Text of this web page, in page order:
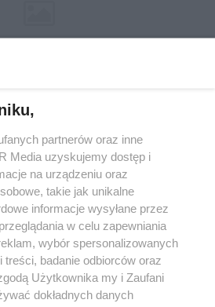
serwisie nie może być powielany i
rozpowszechniany w jakikolwiek sposób (w
mechaniczny) na jakimkolwiek polu
włącznie z umieszczaniem w
właściciela praw. Jakiekolwiek użycie lub
lub w części z naruszeniem prawa,
zabronione pod groźbą kary i może być
partnerów oraz inne
Media uzyskujemy dostęp i
na urządzeniu oraz
takie jak unikalne
informacje wysyłane przez
w celu zapewniania
wybór spersonalizowanych
badanie odbiorców oraz
Użytkownika my i Zaufani
dokładnych danych